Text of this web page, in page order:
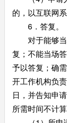
的，以互联网
6．答复。
对于能够当
复；不能当场
予以答复；确
开工作机构负
日，并告知申
所需时间不计